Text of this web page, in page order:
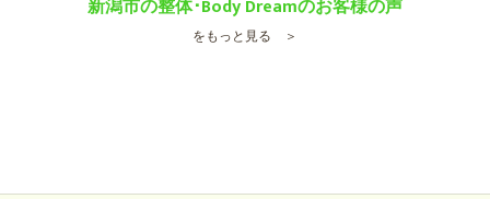
をもっと見る ＞